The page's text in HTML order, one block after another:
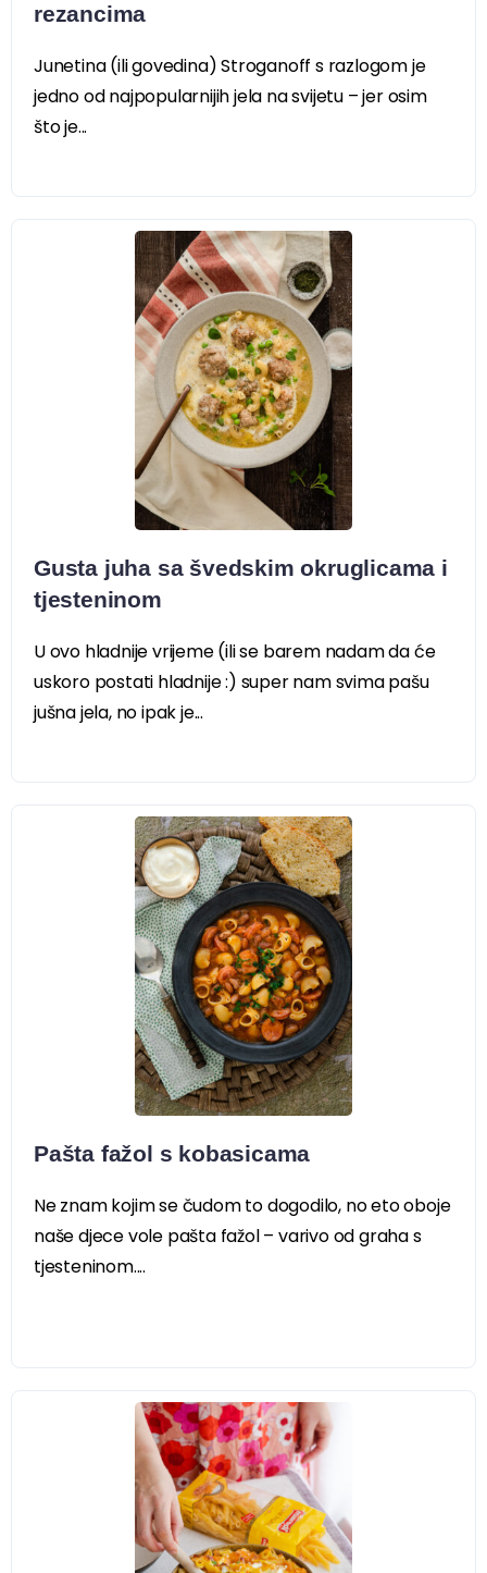
rezancima
Junetina (ili govedina) Stroganoff s razlogom je
jedno od najpopularnijih jela na svijetu – jer osim
što je...
Gusta juha sa švedskim okruglicama i
tjesteninom
U ovo hladnije vrijeme (ili se barem nadam da će
uskoro postati hladnije :) super nam svima pašu
jušna jela, no ipak je...
Pašta fažol s kobasicama
Ne znam kojim se čudom to dogodilo, no eto oboje
naše djece vole pašta fažol – varivo od graha s
tjesteninom....